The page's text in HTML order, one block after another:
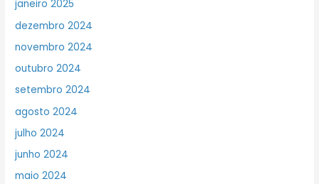
janeiro 2025
dezembro 2024
novembro 2024
outubro 2024
setembro 2024
agosto 2024
julho 2024
junho 2024
maio 2024